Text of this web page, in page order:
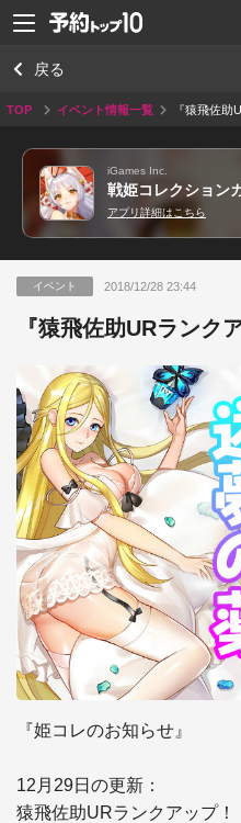
戻る
TOP イベント情報一覧 『猿飛佐助
iGames Inc.
戦姫コレクション
アプリ詳細はこちら
イベント 2018/12/28 23:44
『猿飛佐助URランク
『姫コレのお知らせ』
12月29日の更新：
猿飛佐助URランクアップ！